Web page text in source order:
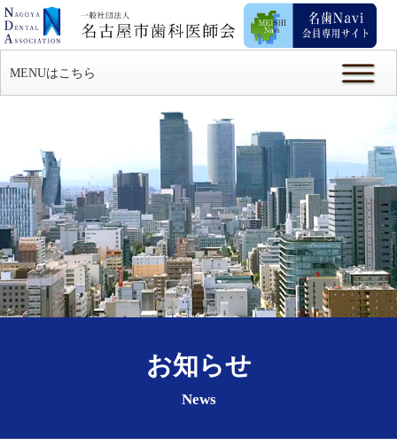
MENUはこちら
お知らせ
News